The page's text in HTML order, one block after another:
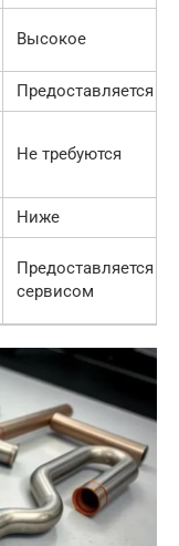
Высокое
Предоставляется
Не требуются
Ниже
Предоставляется
сервисом